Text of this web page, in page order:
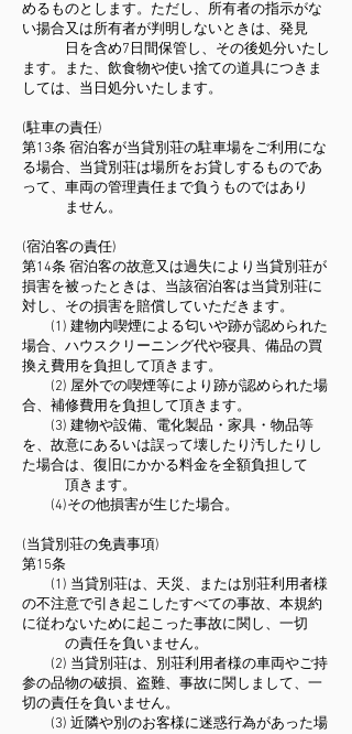
めるものとします。ただし、所有者の指示がな
い揚合又は所有者が判明しないときは、発見
日を含め7日間保管し、その後処分いたし
ます。また、飲食物や使い捨ての道具につきま
しては、当日処分いたします。
(駐車の責任)
第13条 宿泊客が当貸別荘の駐車場をご利用にな
る場合、当貸別荘は場所をお貸しするものであ
って、車両の管理責任まで負うものではあり
ません。
(宿泊客の責任)
第14条 宿泊客の故意又は過失により当貸別荘が
損害を被ったときは、当該宿泊客は当貸別荘に
対し、その損害を賠償していただきます。
(1) 建物内喫煙による匂いや跡が認められた
場合、ハウスクリーニング代や寝具、備品の買
換え費用を負担して頂きます。
(2) 屋外での喫煙等により跡が認められた場
合、補修費用を負担して頂きます。
(3) 建物や設備、電化製品・家具・物品等
を、故意にあるいは誤って壊したり汚したりし
た場合は、復旧にかかる料金を全額負担して
頂きます。
(4)その他損害が生じた場合。
(当貸別荘の免責事項)
第15条
(1) 当貸別荘は、天災、または別荘利用者様
の不注意で引き起こしたすべての事故、本規約
に従わないために起こった事故に関し、一切
の責任を負いません。
(2) 当貸別荘は、別荘利用者様の車両やご持
参の品物の破損、盗難、事故に関しまして、一
切の責任を負いません。
(3) 近隣や別のお客様に迷惑行為があった場